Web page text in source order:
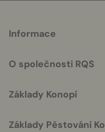
helpful
Informace
O společnosti RQS
Základy Konopí
Základy Pěstování